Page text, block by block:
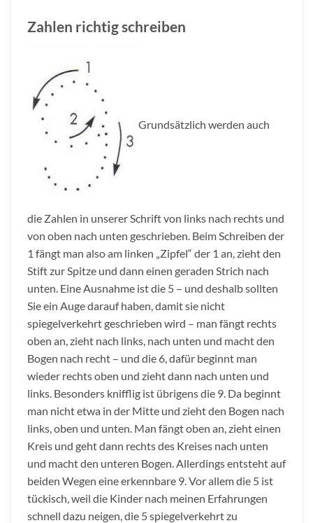
Zahlen richtig schreiben
Grundsätzlich werden auch
die Zahlen in unserer Schrift von links nach rechts und
von oben nach unten geschrieben. Beim Schreiben der
1 fängt man also am linken „Zipfel“ der 1 an, zieht den
Stift zur Spitze und dann einen geraden Strich nach
unten. Eine Ausnahme ist die 5 – und deshalb sollten
Sie ein Auge darauf haben, damit sie nicht
spiegelverkehrt geschrieben wird – man fängt rechts
oben an, zieht nach links, nach unten und macht den
Bogen nach recht – und die 6, dafür beginnt man
wieder rechts oben und zieht dann nach unten und
links. Besonders knifflig ist übrigens die 9. Da beginnt
man nicht etwa in der Mitte und zieht den Bogen nach
links, oben und unten. Man fängt oben an, zieht einen
Kreis und geht dann rechts des Kreises nach unten
und macht den unteren Bogen. Allerdings entsteht auf
beiden Wegen eine erkennbare 9. Vor allem die 5 ist
tückisch, weil die Kinder nach meinen Erfahrungen
schnell dazu neigen, die 5 spiegelverkehrt zu